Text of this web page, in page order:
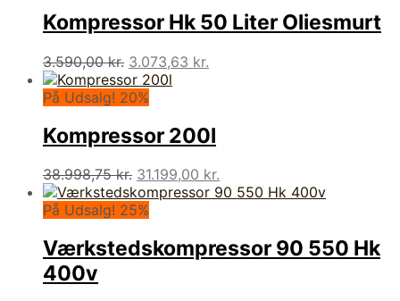
Kompressor Hk 50 Liter Oliesmurt
3.590,00kr. Den
oprindelige
pris
3.590,00 kr..
3.073,63 kr.
3.073,63 kr..
På Udsalg! 20%
Kompressor 200l
38.998,75kr. Den
oprindelige
pris
38.998,75 kr..
31.199,00 kr.
aktuelle
31.199,00 kr..
På Udsalg! 25%
Værkstedskompressor 90 550 Hk
400v